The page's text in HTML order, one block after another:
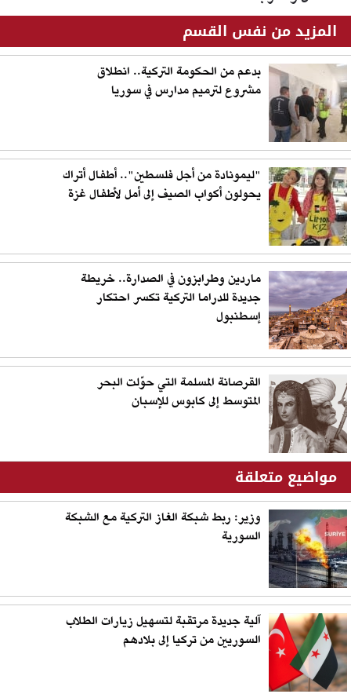
المزيد من نفس القسم
بدعم من الحكومة التركية.. انطلاق
مشروع لترميم مدارس في سوريا
"ليمونادة من أجل فلسطين".. أطفال أتراك
يحولون أكواب الصيف إلى أمل لأطفال غزة
ماردين وطرابزون في الصدارة.. خريطة
جديدة للدراما التركية تكسر احتكار
إسطنبول
القرصانة المسلمة التي حوّلت البحر
المتوسط إلى كابوس للإسبان
مواضيع متعلقة
وزير: ربط شبكة الغاز التركية مع الشبكة
السورية
آلية جديدة مرتقبة لتسهيل زيارات الطلاب
السوريين من تركيا إلى بلادهم